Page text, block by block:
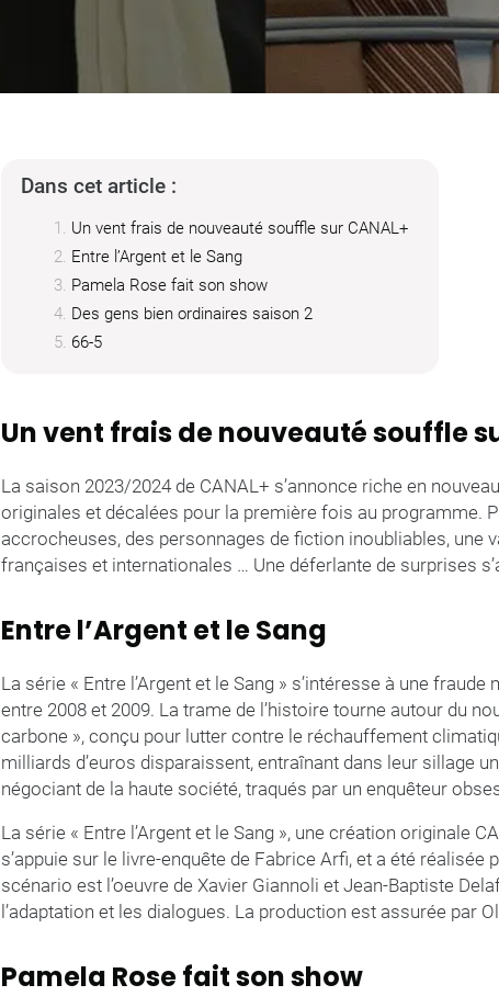
Dans cet article :
Un vent frais de nouveauté souffle sur CANAL+
Entre l’Argent et le Sang
Pamela Rose fait son show
Des gens bien ordinaires saison 2
66-5
Un vent frais de nouveauté souffle
La saison 2023/2024 de CANAL+ s’annonce riche en
originales et décalées pour la première fois au programme.
accrocheuses, des personnages de fiction inoubliables, une
françaises et internationales … Une déferlante de surprises
Entre l’Argent et le Sang
La série « Entre l’Argent et le Sang » s’intéresse à une
entre 2008 et 2009. La trame de l’histoire tourne autour du
carbone », conçu pour lutter contre le réchauffement
milliards d’euros disparaissent, entraînant dans leur sillage
négociant de la haute société, traqués par un enquêteur
La série « Entre l’Argent et le Sang », une création originale
s’appuie sur le livre-enquête de Fabrice Arfi, et a été
scénario est l’oeuvre de Xavier Giannoli et Jean-Baptiste
l’adaptation et les dialogues. La production est assurée par
Pamela Rose fait son show